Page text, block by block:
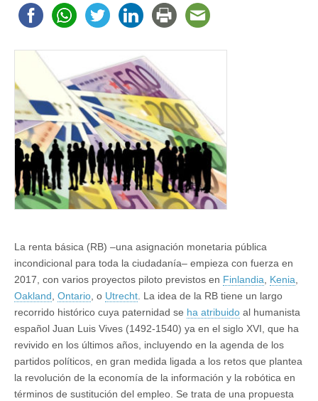
La renta básica (RB) ‒una asignación monetaria pública
incondicional para toda la ciudadanía‒ empieza con fuerza en
2017, con varios proyectos piloto previstos en Finlandia Kenia
Oakland Ontario , o Utrecht . La idea de la RB tiene un largo
recorrido histórico cuya paternidad se ha atribuido al humanista
español Juan Luis Vives (1492-1540) ya en el siglo XVI, que ha
revivido en los últimos años, incluyendo en la agenda de los
partidos políticos, en gran medida ligada a los retos que plantea
la revolución de la economía de la información y la robótica en
términos de sustitución del empleo. Se trata de una propuesta